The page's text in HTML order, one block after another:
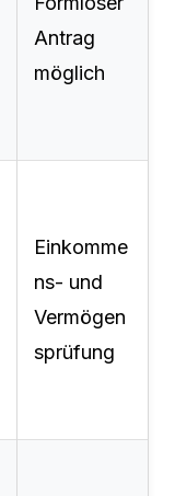
Antrag
möglich
Einkomme
ns- und
Vermögen
sprüfung